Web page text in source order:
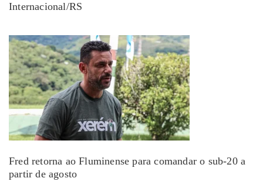
Internacional/RS
Fred retorna ao Fluminense para comandar o sub-20 a
partir de agosto